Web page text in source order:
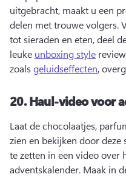
uitgebracht, maakt u een
delen met trouwe volgers.
tot sieraden en eten, deel
leuke unboxing style
zoals geluidseffecten,
20.Haul-video voor
Laat de chocolaatjes,
zien en bekijken door
te zetten in een video over
adventskalender. Maak in